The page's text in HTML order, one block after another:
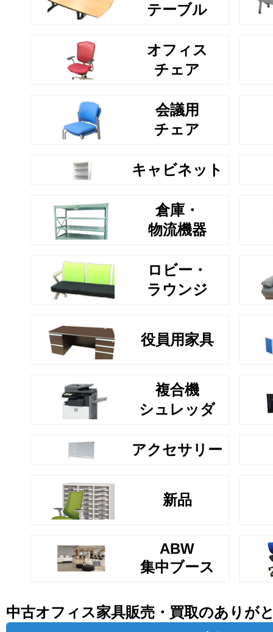
テーブル
オフィス
チェア
会議用
チェア
キャビネット
倉庫・
物流機器
ロビー・
ラウンジ
役員用家具
複合機
シュレッダ
アクセサリー
新品
ABW
集中ブース
中古オフィス家具販売・買取のありが